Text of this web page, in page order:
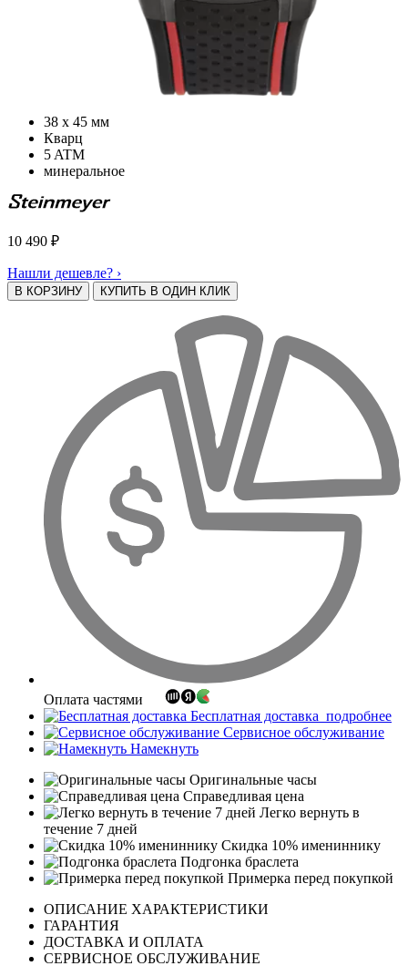
38 х 45 мм
Кварц
5 ATM
минеральное
10 490 ₽
Нашли дешевле? ›
В КОРЗИНУ КУПИТЬ В ОДИН КЛИК
Оплата частями
Бесплатная доставка подробнее
Сервисное обслуживание
Намекнуть
Оригинальные часы
Справедливая цена
Легко вернуть в
течение 7 дней
Скидка 10% имениннику
Подгонка браслета
Примерка перед покупкой
ОПИСАНИЕ ХАРАКТЕРИСТИКИ
ГАРАНТИЯ
ДОСТАВКА И ОПЛАТА
СЕРВИСНОЕ ОБСЛУЖИВАНИЕ